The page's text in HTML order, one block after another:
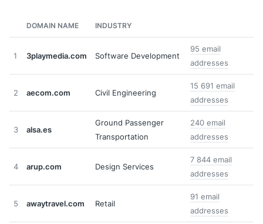
DOMAIN NAME INDUSTRY
1 3playmedia.com Software Development
95 email
addresses
2 aecom.com Civil Engineering
15 691 email
addresses
3 alsa.es
Ground Passenger
Transportation
240 email
addresses
4 arup.com Design Services
7 844 email
addresses
5 awaytravel.com Retail
91 email
addresses